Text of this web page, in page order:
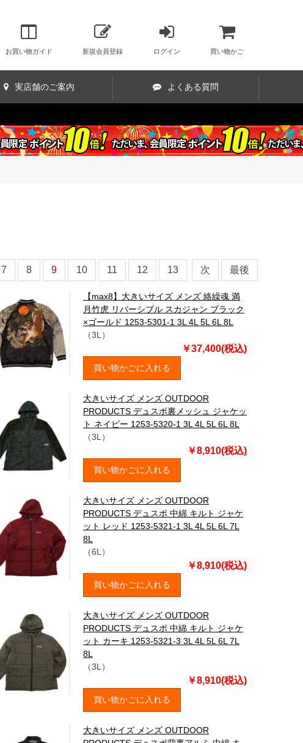
お買い物ガイド 新規会員登録 ログイン 買い物かご
実店舗のご案内 よくある質問
7 8 9 10 11 12 13 次 最後
【max8】大きいサイズ メンズ 絡繰魂 満
月竹虎 リバーシブル スカジャン ブラック
×ゴールド 1253-5301-1 3L 4L 5L 6L 8L
（3L）
￥37,400(税込)
買い物かごに入れる
大きいサイズ メンズ OUTDOOR
PRODUCTS デュスポ裏メッシュ ジャケッ
ト ネイビー 1253-5320-1 3L 4L 5L 6L 8L
（3L）
￥8,910(税込)
買い物かごに入れる
大きいサイズ メンズ OUTDOOR
PRODUCTS デュスポ 中綿 キルト ジャケ
ット レッド 1253-5321-1 3L 4L 5L 6L 7L
8L
（6L）
￥8,910(税込)
買い物かごに入れる
大きいサイズ メンズ OUTDOOR
PRODUCTS デュスポ 中綿 キルト ジャケ
ット カーキ 1253-5321-3 3L 4L 5L 6L 7L
8L
（3L）
￥8,910(税込)
買い物かごに入れる
大きいサイズ メンズ OUTDOOR